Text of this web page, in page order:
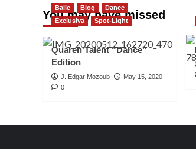
al
Roy
Arias
You may have missed
Baile Blog
Dance
Exclusiva
Spot-Light
Quaren’Talent “Dance”
Edition
J. Edgar Mozoub
May 15, 2020
0